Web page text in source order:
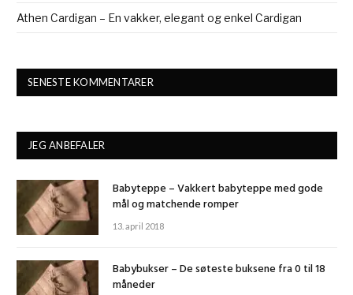
Athen Cardigan – En vakker, elegant og enkel Cardigan
SENESTE KOMMENTARER
JEG ANBEFALER
Babyteppe – Vakkert babyteppe med gode
mål og matchende romper
13. april 2018
Babybukser – De søteste buksene fra 0 til 18
måneder